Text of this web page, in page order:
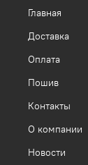
Главная
Доставка
Оплата
Пошив
Контакты
О компании
Новости